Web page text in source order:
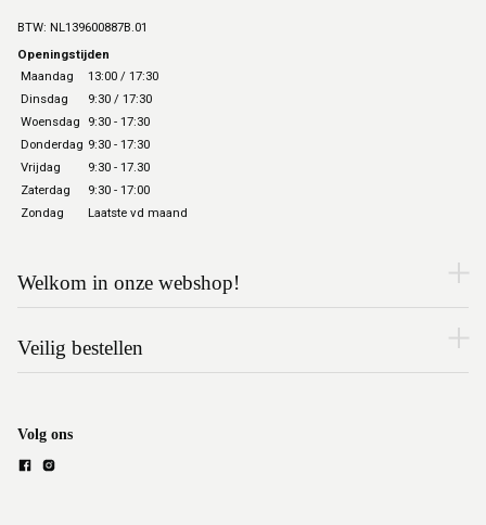
BTW: NL139600887B.01
Openingstijden
Maandag
13:00 / 17:30
Dinsdag
9:30 / 17:30
Woensdag
9:30 - 17:30
Donderdag 9:30 - 17:30
Vrijdag
9:30 - 17.30
Zaterdag
9:30 - 17:00
Zondag
Laatste vd maand
Welkom in onze webshop!
Veilig bestellen
Volg ons